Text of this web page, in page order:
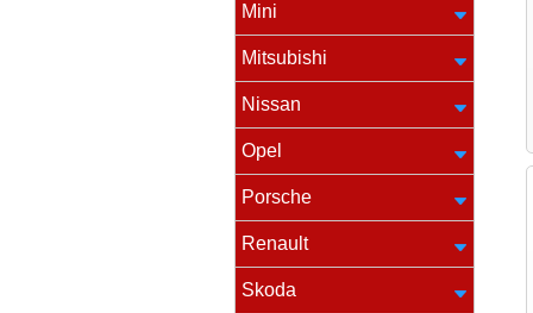
Mini
Mitsubishi
Nissan
Opel
Porsche
Renault
Skoda